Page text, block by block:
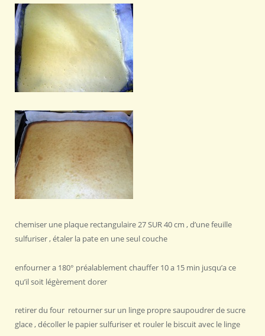
chemiser une plaque rectangulaire 27 SUR 40 cm , d’une feuille
sulfuriser , étaler la pate en une seul couche
enfourner a 180° préalablement chauffer 10 a 15 min jusqu’a ce
qu’il soit légèrement dorer
retirer du four retourner sur un linge propre saupoudrer de sucre
glace , décoller le papier sulfuriser et rouler le biscuit avec le linge